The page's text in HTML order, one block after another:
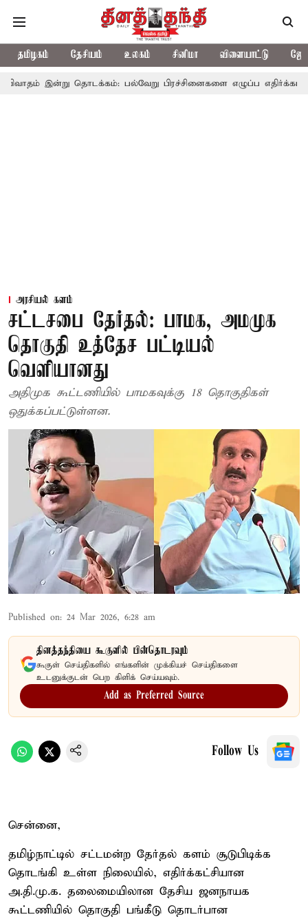
தமிழகம் தேசியம் உலகம் சினிமா விளையாட்டு
தொடக்கம்: பல்வேறு பிரச்சினைகளை எழுப்ப எதிர்க்கட்சிகள் திட்டம்
அரசியல் களம்
சட்டசபை தேர்தல்: பாமக, அமமுக
தொகுதி உத்தேச பட்டியல்
வெளியானது
அதிமுக கூட்டணியில் பாமகவுக்கு 18 தொகுதிகள்
ஒதுக்கப்பட்டுள்ளன.
Published on: 24 Mar 2026, 6:28 am
தினத்தந்தியை கூகுளில் பின்தொடரவும்
கூகுள் செய்திகளில் எங்களின் முக்கியச் செய்திகளை
உடனுக்குடன் பெற கிளிக் செய்யவும்.
Add as Preferred Source
Follow Us
சென்னை,
தமிழ்நாட்டில் சட்டமன்ற தேர்தல் களம் சூடுபிடிக்க
தொடங்கி உள்ள நிலையில், எதிர்க்கட்சியான
அ.தி.மு.க. தலைமையிலான தேசிய ஜனநாயக
கூட்டணியில் தொகுதி பங்கீடு தொடர்பான